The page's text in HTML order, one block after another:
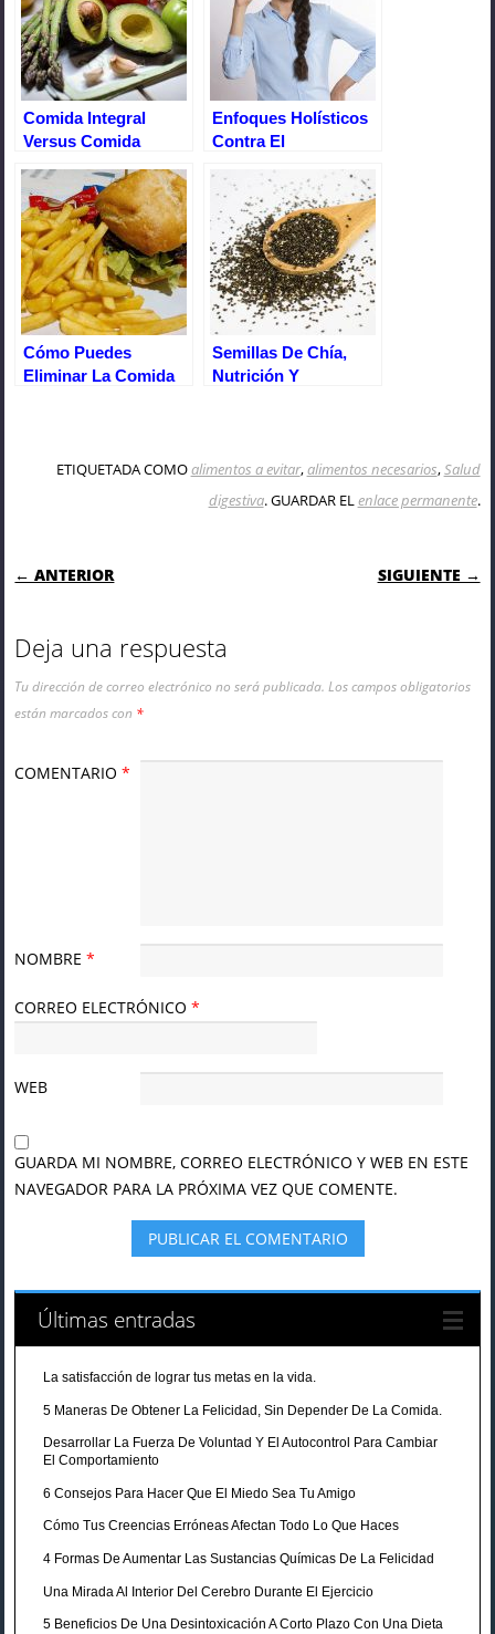
Comida Integral
Versus Comida
Enfoques Holísticos
Contra El
Cómo Puedes
Eliminar La Comida
Semillas De Chía,
Nutrición Y
ETIQUETADA COMOalimentos a evitar,alimentos necesarios,Salud
digestiva. GUARDAR ELenlace permanente.
NAVEGACIÓN DE ENTRADAS
← ANTERIOR SIGUIENTE →
Deja una respuesta
Tu dirección de correo electrónico no será publicada. Los campos obligatorios
están marcados con *
COMENTARIO*
NOMBRE*
CORREO ELECTRÓNICO*
WEB
GUARDA MI NOMBRE, CORREO ELECTRÓNICO Y WEB EN ESTE
NAVEGADOR PARA LA PRÓXIMA VEZ QUE COMENTE.
Últimas entradas
La satisfacción de lograr tus metas en la vida.
5 Maneras De Obtener La Felicidad, Sin Depender De La Comida.
Desarrollar La Fuerza De Voluntad Y El Autocontrol Para Cambiar
El Comportamiento
6 Consejos Para Hacer Que El Miedo Sea Tu Amigo
Cómo Tus Creencias Erróneas Afectan Todo Lo Que Haces
4 Formas De Aumentar Las Sustancias Químicas De La Felicidad
Una Mirada Al Interior Del Cerebro Durante El Ejercicio
5 Beneficios De Una Desintoxicación A Corto Plazo Con Una Dieta